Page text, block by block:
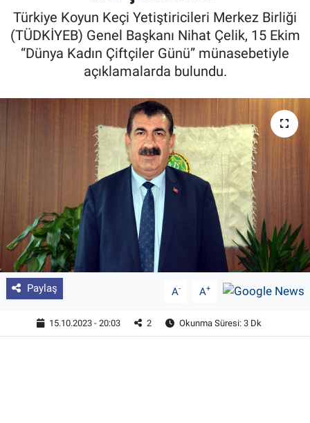
Türkiye Koyun Keçi Yetiştiricileri Merkez Birliği
(TÜDKİYEB) Genel Başkanı Nihat Çelik, 15 Ekim
“Dünya Kadın Çiftçiler Günü” münasebetiyle
açıklamalarda bulundu.
Paylaş A- A+
15.10.2023 - 20:03 2 Okunma Süresi: 3 Dk
Pankobirlik
Et fiyatları
Tarım Bilgisi
Yetiştirici Soruyor
Dünyada Tarım
Üretici Birlikleri
Şeker ve Şekerli Mamüller
Tahıllar ve Baklagiller